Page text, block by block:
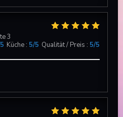
3
Küche : 5/5 Qualität / Preis : 5/5